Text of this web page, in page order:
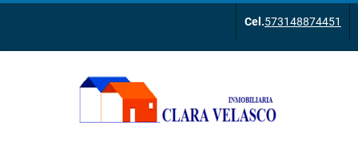
Cel.573148874451